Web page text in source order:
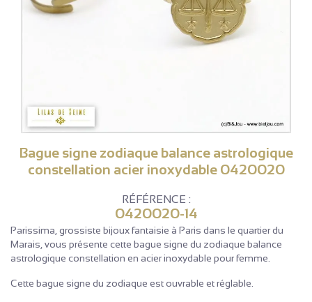
Bague signe zodiaque balance astrologique
constellation acier inoxydable 0420020
RÉFÉRENCE :
0420020-14
Parissima, grossiste bijoux fantaisie à Paris dans le quartier du
Marais, vous présente cette bague signe du zodiaque balance
astrologique constellation en acier inoxydable pour femme.
Cette bague signe du zodiaque est ouvrable et réglable.